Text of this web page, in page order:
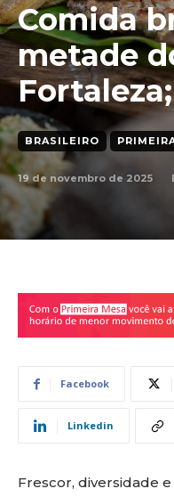
Comida
metade
BRASILEIRO
19 de novembro de 2025
Facebook
Linkedin
Frescor, diversidade